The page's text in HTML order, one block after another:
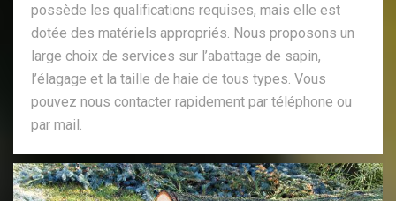
possède les qualifications requises, mais elle est
dotée des matériels appropriés. Nous proposons un
large choix de services sur l’abattage de sapin,
l’élagage et la taille de haie de tous types. Vous
pouvez nous contacter rapidement par téléphone ou
par mail.